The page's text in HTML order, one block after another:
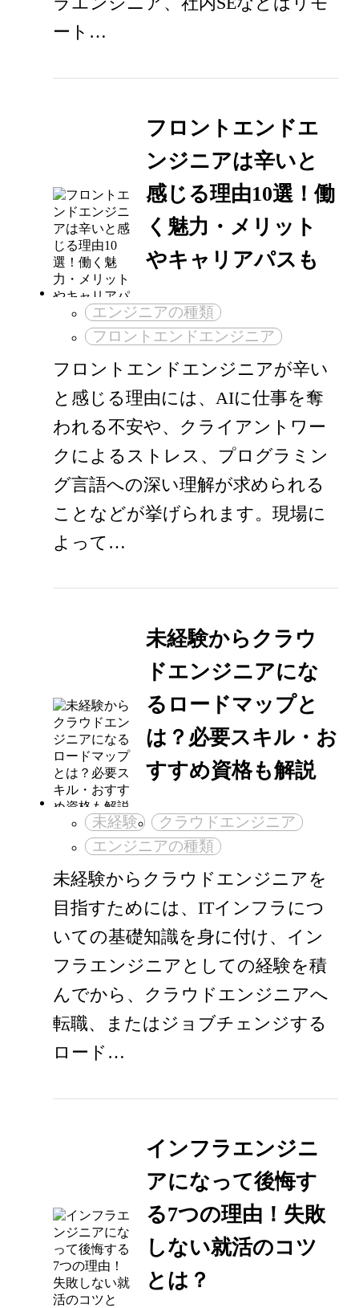
ート…
フロントエンドエ
ンジニアは辛いと
感じる理由10選！働
く魅力・メリット
やキャリアパスも
エンジニアの種類
フロントエンドエンジニア
フロントエンドエンジニアが辛い
と感じる理由には、AIに仕事を奪
われる不安や、クライアントワー
クによるストレス、プログラミン
グ言語への深い理解が求められる
ことなどが挙げられます。現場に
よって…
未経験からクラウ
ドエンジニアにな
るロードマップと
は？必要スキル・お
すすめ資格も解説
未経験
クラウドエンジニア
エンジニアの種類
未経験からクラウドエンジニアを
目指すためには、ITインフラにつ
いての基礎知識を身に付け、イン
フラエンジニアとしての経験を積
んでから、クラウドエンジニアへ
転職、またはジョブチェンジする
ロード…
インフラエンジニ
アになって後悔す
る7つの理由！失敗
しない就活のコツ
とは？